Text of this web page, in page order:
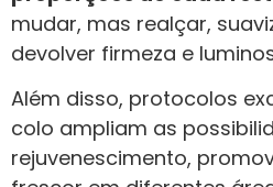
mudar, mas realçar,
devolver firmeza e
Além disso, protocolos
colo ampliam as
rejuvenescimento,